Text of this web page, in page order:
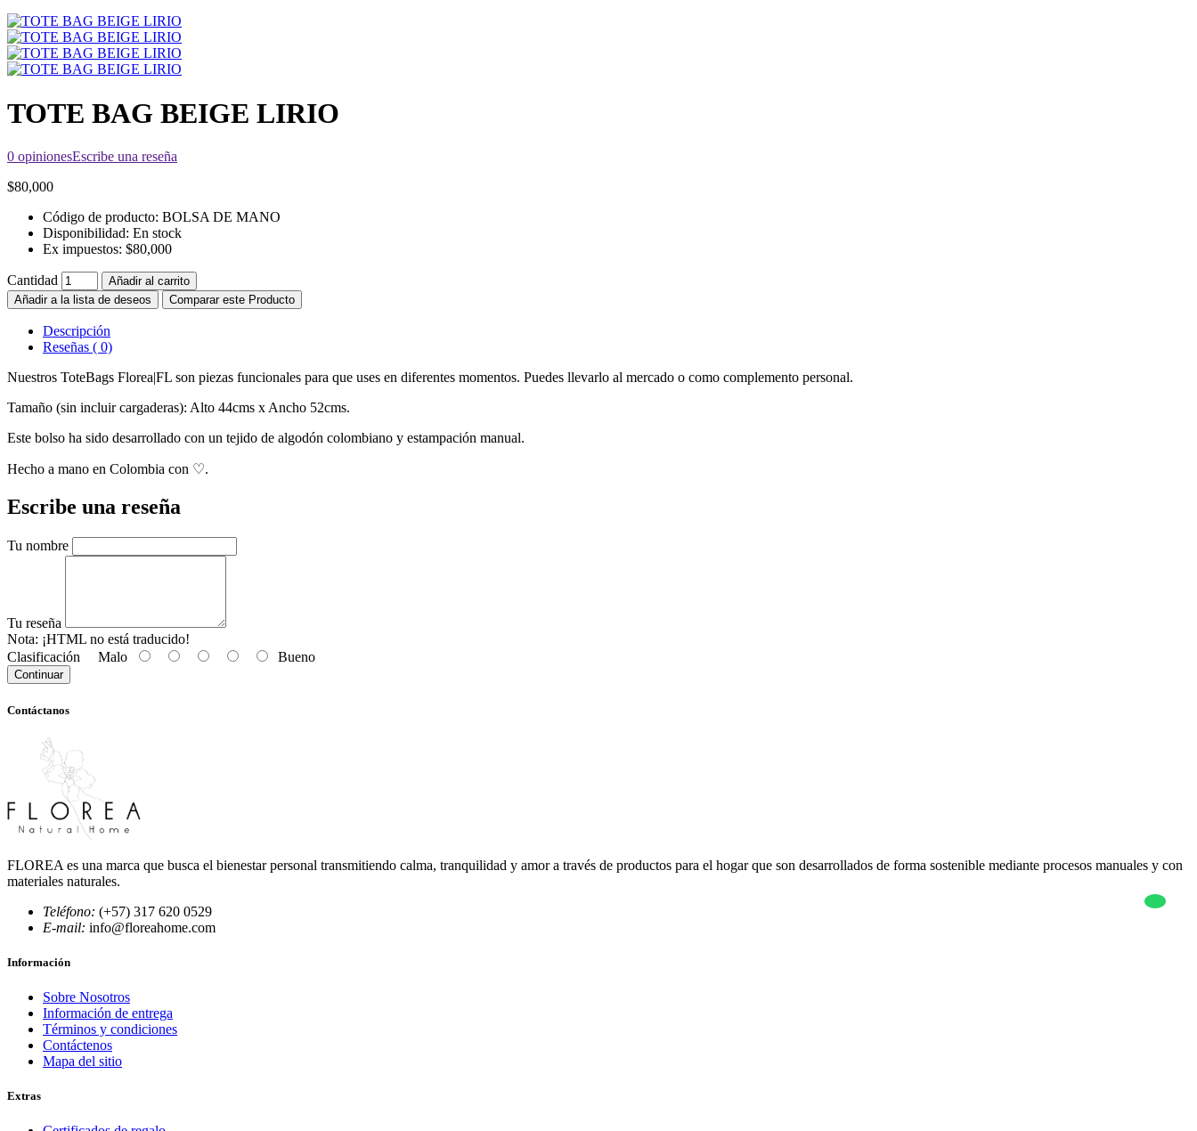
TOTE BAG BEIGE LIRIO
0 opinionesEscribe una reseña
$80,000
Código de producto: BOLSA DE MANO
Disponibilidad: En stock
Ex impuestos: $80,000
Cantidad
Añadir al carrito
Añadir a la lista de deseos
Comparar este Producto
Descripción
Reseñas ( 0)
Nuestros ToteBags Florea|FL son piezas funcionales para que uses en diferentes momentos. Puedes llevarlo al mercado o como complemento personal.
Tamaño (sin incluir cargaderas): Alto 44cms x Ancho 52cms.
Este bolso ha sido desarrollado con un tejido de algodón colombiano y estampación manual.
Hecho a mano en Colombia con ♡.
Escribe una reseña
Tu nombre
Tu reseña
Nota: ¡HTML no está traducido!
Clasificación Malo Bueno
Continuar
Contáctanos
FLOREA es una marca que busca el bienestar personal transmitiendo calma, tranquilidad y amor a través de productos para el hogar que son desarrollados de forma sostenible mediante procesos manuales y con
materiales naturales.
Teléfono: (+57) 317 620 0529
E-mail: info@floreahome.com
Información
Sobre Nosotros
Información de entrega
Términos y condiciones
Contáctenos
Mapa del sitio
Extras